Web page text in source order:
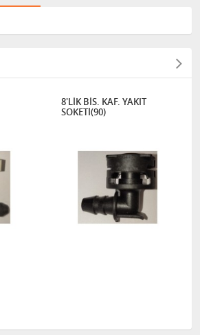
8'LİK BİS. KAF. YAKIT
SOKETİ(90)